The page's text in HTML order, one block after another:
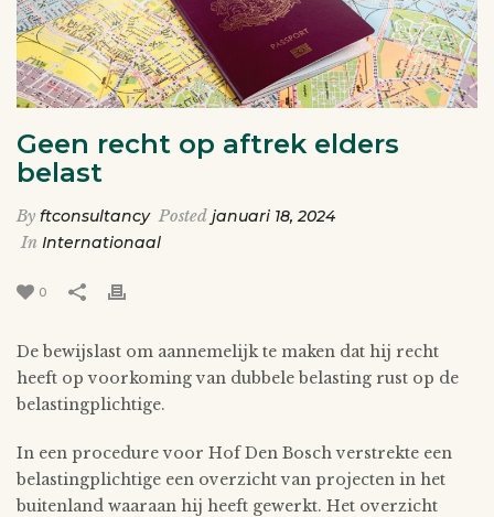
Geen recht op aftrek elders
belast
By ftconsultancy Posted januari 18, 2024
In Internationaal
0
De bewijslast om aannemelijk te maken dat hij recht
heeft op voorkoming van dubbele belasting rust op de
belastingplichtige.
In een procedure voor Hof Den Bosch verstrekte een
belastingplichtige een overzicht van projecten in het
buitenland waaraan hij heeft gewerkt. Het overzicht